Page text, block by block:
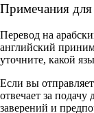
Примечания для
Перевод на
английский
уточните, какой
Если вы
отвечает за
заверений и